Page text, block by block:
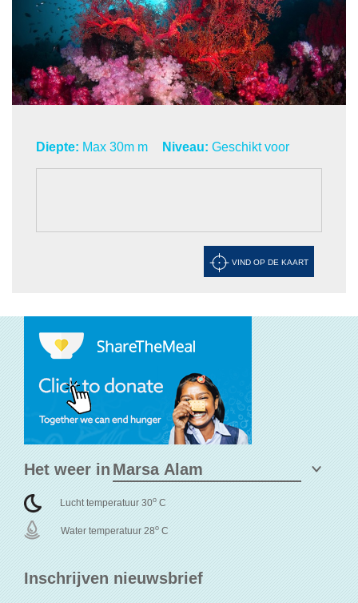
Diepte: Max 30m m Niveau: Geschikt voor
VIND OP DE KAART
Inschrijven nieuwsbrief
Het weer in
Lucht temperatuur 30o C
Water temperatuur 28o C